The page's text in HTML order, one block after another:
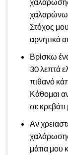
χαλαρώνω
Στόχος
αρνητικά
Βρίσκω
30 λεπτά
πιθανό
Κάθομαι
σε κρεβάτι
Αν
μάτια μου